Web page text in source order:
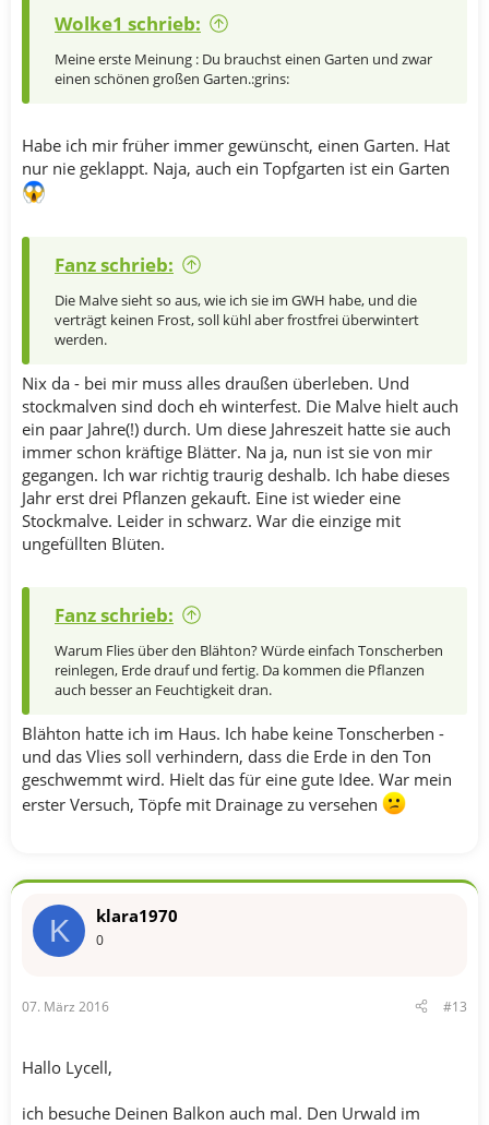
Wolke1 schrieb:
Meine erste Meinung : Du brauchst einen Garten und zwar
einen schönen großen Garten.:grins:
Habe ich mir früher immer gewünscht, einen Garten. Hat
nur nie geklappt. Naja, auch ein Topfgarten ist ein Garten
Fanz schrieb:
Die Malve sieht so aus, wie ich sie im GWH habe, und die
verträgt keinen Frost, soll kühl aber frostfrei überwintert
werden.
Nix da - bei mir muss alles draußen überleben. Und
stockmalven sind doch eh winterfest. Die Malve hielt auch
ein paar Jahre(!) durch. Um diese Jahreszeit hatte sie auch
immer schon kräftige Blätter. Na ja, nun ist sie von mir
gegangen. Ich war richtig traurig deshalb. Ich habe dieses
Jahr erst drei Pflanzen gekauft. Eine ist wieder eine
Stockmalve. Leider in schwarz. War die einzige mit
ungefüllten Blüten.
Fanz schrieb:
Warum Flies über den Blähton? Würde einfach Tonscherben
reinlegen, Erde drauf und fertig. Da kommen die Pflanzen
auch besser an Feuchtigkeit dran.
Blähton hatte ich im Haus. Ich habe keine Tonscherben -
und das Vlies soll verhindern, dass die Erde in den Ton
geschwemmt wird. Hielt das für eine gute Idee. War mein
erster Versuch, Töpfe mit Drainage zu versehen
K klara1970
0
07. März 2016 #13
Hallo Lycell,
ich besuche Deinen Balkon auch mal. Den Urwald im